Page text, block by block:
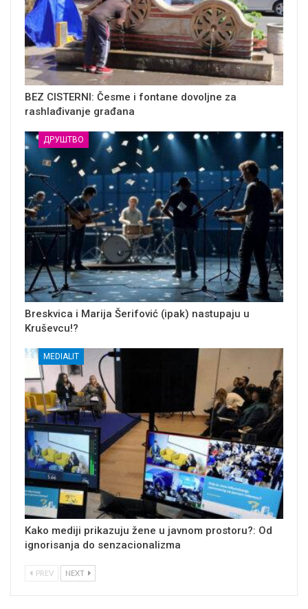
BEZ CISTERNI: Česme i fontane dovoljne za
rashlađivanje građana
ДРУШТВО
Breskvica i Marija Šerifović (ipak) nastupaju u
Kruševcu!?
MEDIALIT
Kako mediji prikazuju žene u javnom prostoru?: Od
ignorisanja do senzacionalizma
PREV NEXT